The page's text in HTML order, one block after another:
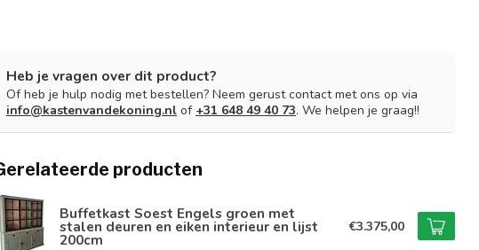
Heb je vragen over dit product?
Of heb je hulp nodig met bestellen? Neem gerust contact met ons op via
info@kastenvandekoning.nl of +31 648 49 40 73. We helpen je graag!!
producten
Buffetkast Soest Engels groen met
stalen deuren en eiken interieur en lijst
200cm
€3.375,00